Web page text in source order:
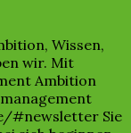
Wissen,
wir. Mit
Ambition
#newsletter Sie